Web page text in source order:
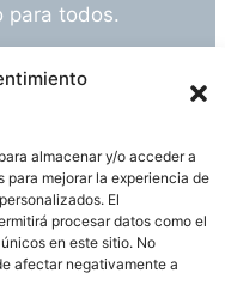
almacenar y/o acceder a
para mejorar la experiencia de
El
procesar datos como el
en este sitio. No
afectar negativamente a
para todos.
Escríbeme
de cookies